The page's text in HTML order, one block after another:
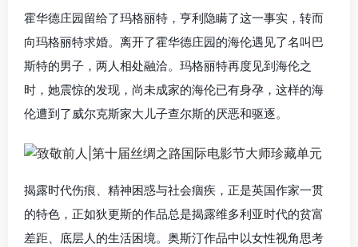
霍华德庄园留给了玛格丽特，亨利隐瞒了这一事实，转而
向玛格丽特求婚。离开了霍华德庄园的海伦遇见了名叫巴
斯特的男子，两人相处融洽。玛格丽特再度见到海伦之
时，她震惊的发现，尚未成家的海伦已有身孕，这样的海
伦遭到了威尔克斯家大儿子查尔斯的厌恶和驱逐。
揭露时代伤痕、精神困惑与社会痼疾，正是英国作家一贯
的特色，正如狄更斯的作品总是揭露维多利亚时代的贫富
差距、底层人的生活困境。奥斯汀作品中以女性视角思考